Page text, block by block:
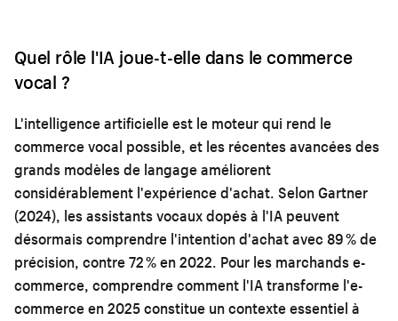
Quel rôle l'IA joue-t-elle dans le commerce
vocal ?
L'intelligence artificielle est le moteur qui rend le
commerce vocal possible, et les récentes avancées des
grands modèles de langage améliorent
considérablement l'expérience d'achat. Selon Gartner
(2024), les assistants vocaux dopés à l'IA peuvent
désormais comprendre l'intention d'achat avec 89 % de
précision, contre 72 % en 2022. Pour les marchands e-
commerce, comprendrecomment l'IA transforme l'e-
commerce en 2025constitue un contexte essentiel à